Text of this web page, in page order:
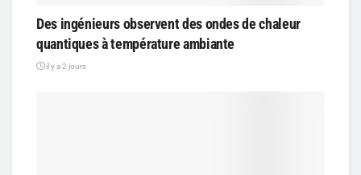
Des ingénieurs observent des ondes de chaleur
quantiques à température ambiante
il y a 2 jours